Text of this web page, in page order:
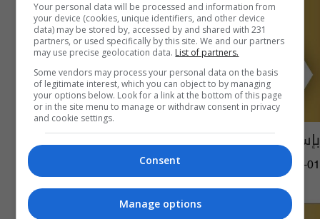
بإسناد جوي.. انطلاق عملية أمنية غربي العراق
02:11 | 2021-02-01
Your personal data will be processed and information from
your device (cookies, unique identifiers, and other device
data) may be stored by, accessed by and shared with 231
partners, or used specifically by this site. We and our partners
may use precise geolocation data. List of partners.
Some vendors may process your personal data on the basis
of legitimate interest, which you can object to by managing
your options below. Look for a link at the bottom of this page
or in the site menu to manage or withdraw consent in privacy
and cookie settings.
Consent
Manage options